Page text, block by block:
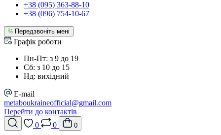
+38 (095) 363-88-10
+38 (096) 754-10-67
Передзвоніть мені
Графік роботи
Пн-Пт: з 9 до 19
Сб: з 10 до 15
Нд: вихідний
E-mail
metaboukraineofficial@gmail.com
Перейти до контактів
0
0 0